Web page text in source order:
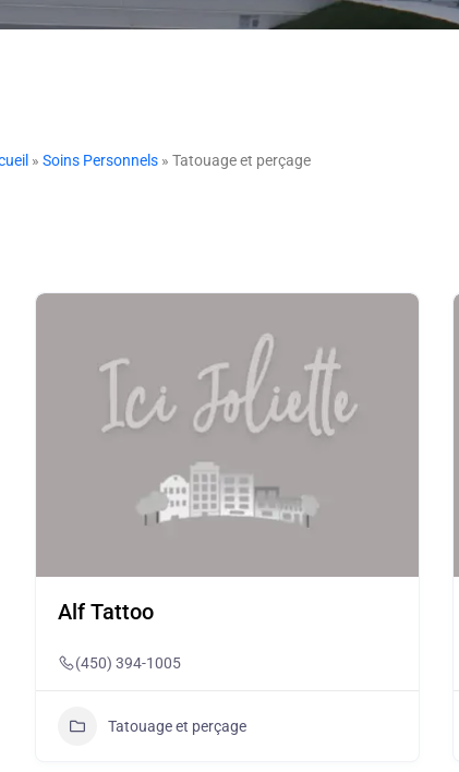
» Soins Personnels » Tatouage et perçage
Alf Tattoo
(450) 394-1005
Tatouage et perçage